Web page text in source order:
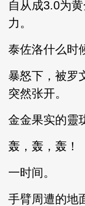
自从成3.0为
力。
泰佐洛什么时
暴怒下，被罗
突然张开。
金金果实的靈
轰，轰，轰！
一时间。
手臂周遭的地